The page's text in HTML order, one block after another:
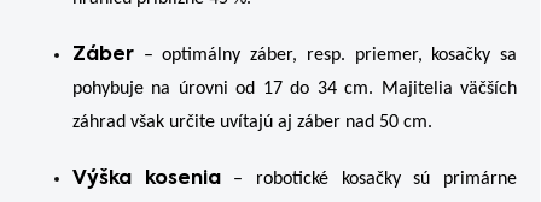
Záber – optimálny záber, resp. priemer, kosačky sa
pohybuje na úrovni od 17 do 34 cm. Majitelia väčších
záhrad však určite uvítajú aj záber nad 50 cm.
Výška kosenia – robotické kosačky sú primárne